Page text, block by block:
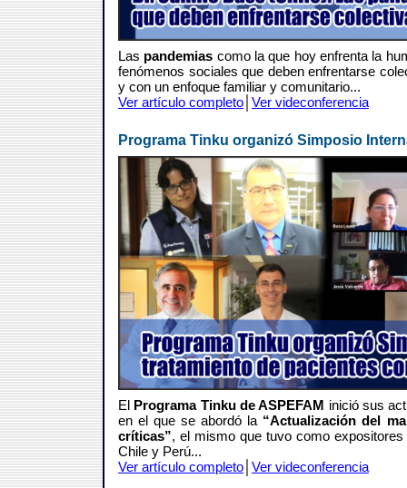
Las pandemias como la que hoy enfrenta la
fenómenos sociales que deben enfrentarse
y con un enfoque familiar y comunitario...
Ver artículo completo Ver videconferencia
Programa Tinku organizó Simposio
El Programa Tinku de ASPEFAM inició sus
en el que se abordó la “Actualización del
críticas”, el mismo que tuvo como
Chile y Perú...
Ver artículo completo Ver videconferencia